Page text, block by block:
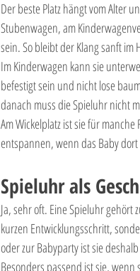
Der beste Platz hängt vom Alter
Stubenwagen, am
sein. So bleibt der Klang sanft im
Im Kinderwagen kann sie
befestigt sein und nicht lose
danach muss die Spieluhr nicht
Am Wickelplatz ist sie für
entspannen, wenn das Baby
Spieluhr als
Ja, sehr oft. Eine Spieluhr
kurzen Entwicklungsschritt,
oder zur Babyparty ist sie
Besonders passend ist sie,